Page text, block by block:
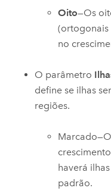
Oito—Os
(ortogonais
no
O parâmetro
define se ilhas
regiões.
haverá
padrão.